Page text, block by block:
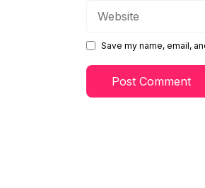
Save my name, email,